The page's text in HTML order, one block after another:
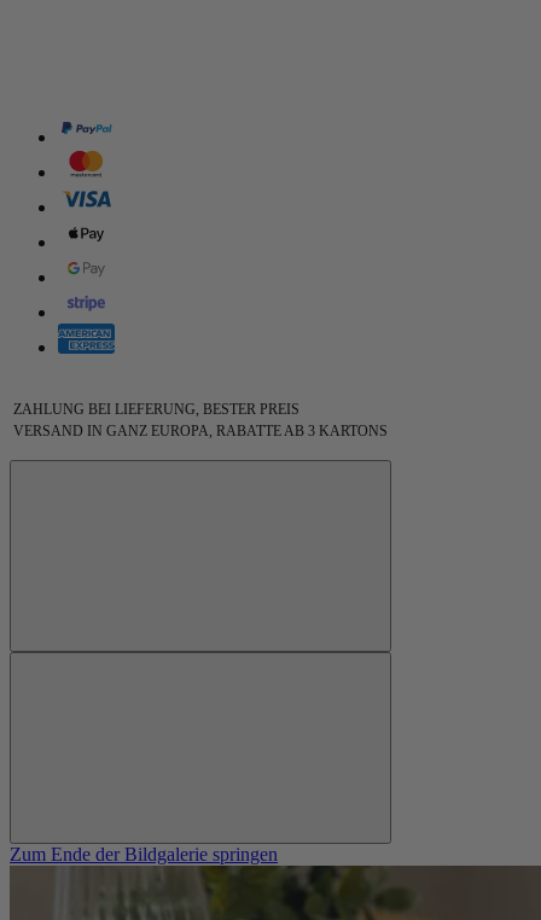
ZAHLUNG BEI LIEFERUNG, BESTER PREIS
VERSAND IN GANZ EUROPA, RABATTE AB 3 KARTONS
Zum Ende der Bildgalerie springen